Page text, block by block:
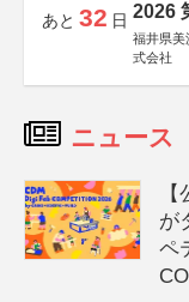
あと 32 日 2026
福井県美
式会社
ニュース
が
ペ